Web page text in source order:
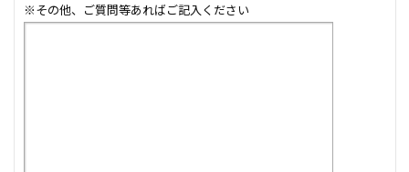
※その他、ご質問等あればご記入ください